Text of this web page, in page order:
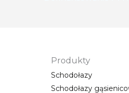
Produkty
Schodołazy
Schodołazy